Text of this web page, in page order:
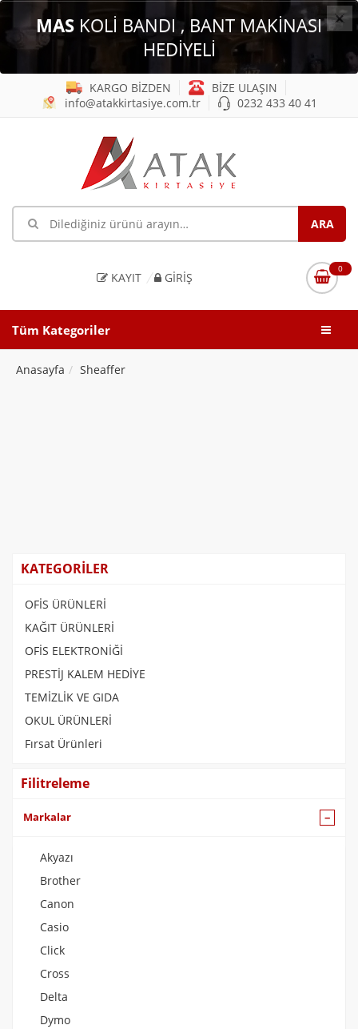
×
MAS KOLİ BANDI , BANT MAKİNASI
HEDİYELİ
KARGO BİZDEN
BİZE ULAŞIN
info@atakkirtasiye.com.tr
0232 433 40 41
KAYIT GIRIŞ
0
Tüm Kategoriler
Anasayfa Sheaffer
KATEGORİLER
OFİS ÜRÜNLERİ
KAĞIT ÜRÜNLERİ
OFİS ELEKTRONİĞİ
PRESTİJ KALEM HEDİYE
TEMİZLİK VE GIDA
OKUL ÜRÜNLERİ
Fırsat Ürünleri
Filitreleme
Markalar
Akyazı
Brother
Canon
Casio
Click
Cross
Delta
Dymo